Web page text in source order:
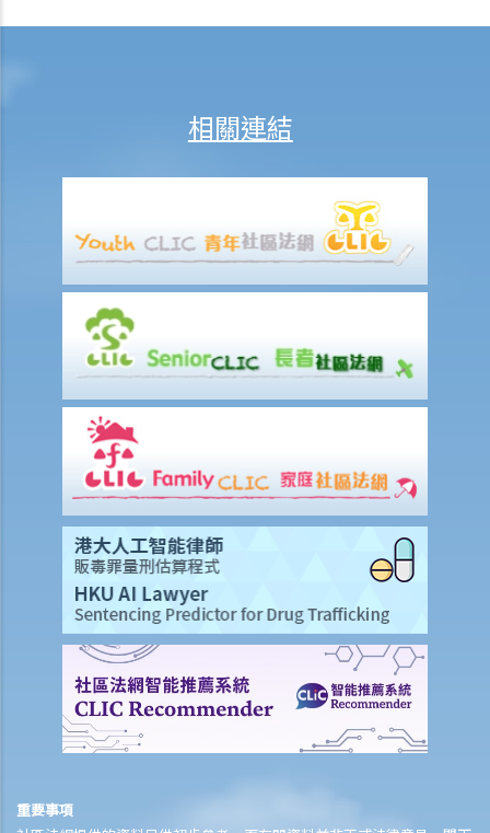
22. 關於印刷品的版權法例，是否同樣適用於電子形式作品？
23. 「多媒體作品」是甚麼意思？這類作品的版權會有甚麼特別之處
24. 在網站列載的內容及電郵訊息，是否會受到版權保護？那麼互聯網
站的域名又如何？
25. 我從一個美國網站下載了一些圖像。要決定我是否侵犯版權，應該
根據美國的法例還是香港的法例？
26. 在未得到版權擁有人的同意下，將他人的網頁連結到另一處（即是
在網頁內加入超連結(hyperlink)，瀏覽者可經過超連結登入另一個網
頁），這樣做是否合法？
侵犯版權及允許的作為（獲豁免侵權之行為）
A. 在這些模擬個案內，有關人等會否侵犯作品的版權？
1. 我借了一本書，而書中某些內容的版權已過期。如果我只影印含有這
些內容之那幾頁書，我會否仍然侵犯了這本書的版權？
2. 我是一名店東，我買了一隻正版的音樂CD光碟。如果我在店內播放這
隻CD光碟，我會侵犯版權嗎？
3. 我買了一隻正版電影DVD光碟，如果我在一個慈善籌款活動上播放這
隻電影光碟，我有侵犯版權嗎？
4. 我買了一隻正版電腦遊戲CD光碟，如果把CD光碟借給我的朋友，讓
他在自己的電腦也可以玩這個遊戲，我要為侵犯版權負上責任嗎？
5. 一名學生複印了一本書，並分發給全班同學，他有侵犯版權嗎？他的
嗎？
相關連結
重要事項